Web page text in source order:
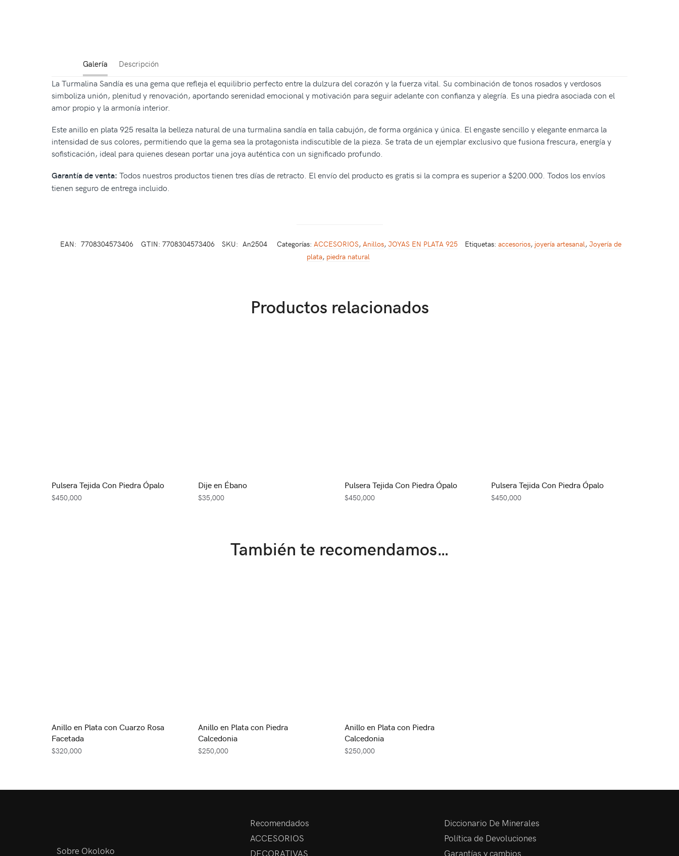
Galería Descripción
La Turmalina Sandía es una gema que refleja el equilibrio perfecto entre la dulzura del corazón y la fuerza vital. Su combinación de tonos rosados y verdosos
simboliza unión, plenitud y renovación, aportando serenidad emocional y motivación para seguir adelante con confianza y alegría. Es una piedra asociada con el
amor propio y la armonía interior.
Este anillo en plata 925 resalta la belleza natural de una turmalina sandía en talla cabujón, de forma orgánica y única. El engaste sencillo y elegante enmarca la
intensidad de sus colores, permitiendo que la gema sea la protagonista indiscutible de la pieza. Se trata de un ejemplar exclusivo que fusiona frescura, energía y
sofisticación, ideal para quienes desean portar una joya auténtica con un significado profundo.
Garantía de venta: Todos nuestros productos tienen tres días de retracto. El envío del producto es gratis si la compra es superior a $200.000. Todos los envíos
tienen seguro de entrega incluido.
EAN: 7708304573406 GTIN: 7708304573406 SKU: An2504 Categorías: ACCESORIOS, Anillos, JOYAS EN PLATA 925 Etiquetas: accesorios, joyería artesanal, Joyería de
plata, piedra natural
Productos relacionados
Pulsera Tejida Con Piedra Ópalo
$450,000
Dije en Ébano
$35,000
Pulsera Tejida Con Piedra Ópalo
$450,000
Pulsera Tejida Con Piedra Ópalo
$450,000
También te recomendamos…
Anillo en Plata con Cuarzo Rosa
Facetada
$320,000
Anillo en Plata con Piedra
Calcedonia
$250,000
Anillo en Plata con Piedra
Calcedonia
$250,000
Sobre Okoloko
Recomendados
ACCESORIOS
DECORATIVAS
Diccionario De Minerales
Política de Devoluciones
Garantías y cambios